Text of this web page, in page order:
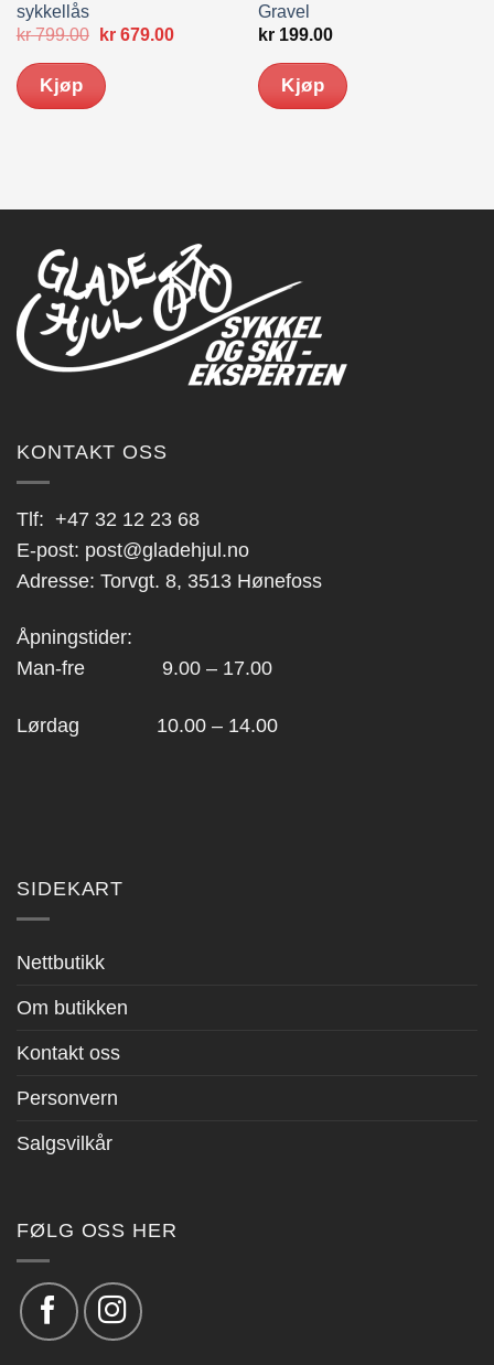
sykkellås
kr799.00
Opprinnelig
var:
kr 799.00.
kr679.00Nåværende
Kjøp
Gravel
kr199.00
Kjøp
KONTAKT OSS
Tlf: +47 32 12 23 68
E-post: post@gladehjul.no
Adresse: Torvgt. 8, 3513 Hønefoss
Åpningstider:
Man-fre 9.00 – 17.00
Lørdag 10.00 – 14.00
SIDEKART
Nettbutikk
Om butikken
Kontakt oss
Personvern
Salgsvilkår
FØLG OSS HER